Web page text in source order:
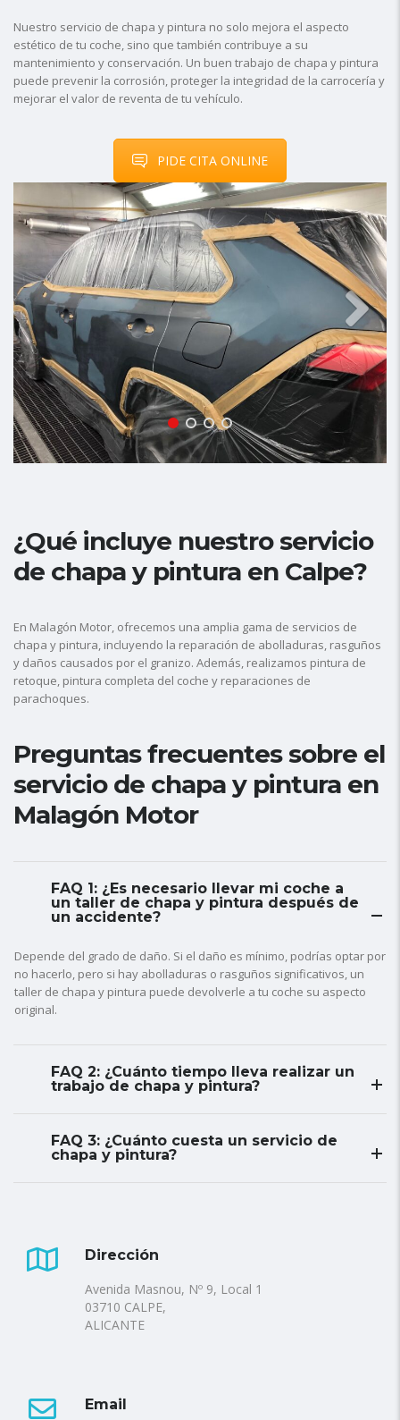
Nuestro servicio de chapa y pintura no solo mejora el aspecto
estético de tu coche, sino que también contribuye a su
mantenimiento y conservación. Un buen trabajo de chapa y pintura
puede prevenir la corrosión, proteger la integridad de la carrocería y
mejorar el valor de reventa de tu vehículo.
PIDE CITA ONLINE
¿Qué incluye nuestro servicio
de chapa y pintura en Calpe?
En Malagón Motor, ofrecemos una amplia gama de servicios de
chapa y pintura, incluyendo la reparación de abolladuras, rasguños
y daños causados por el granizo. Además, realizamos pintura de
retoque, pintura completa del coche y reparaciones de
parachoques.
Preguntas frecuentes sobre el
servicio de chapa y pintura en
Malagón Motor
FAQ 1: ¿Es necesario llevar mi coche a
un taller de chapa y pintura después de
un accidente?
Depende del grado de daño. Si el daño es mínimo, podrías optar por
no hacerlo, pero si hay abolladuras o rasguños significativos, un
taller de chapa y pintura puede devolverle a tu coche su aspecto
original.
FAQ 2: ¿Cuánto tiempo lleva realizar un
trabajo de chapa y pintura?
FAQ 3: ¿Cuánto cuesta un servicio de
chapa y pintura?
Dirección
Avenida Masnou, Nº 9, Local 1
03710 CALPE,
ALICANTE
Email